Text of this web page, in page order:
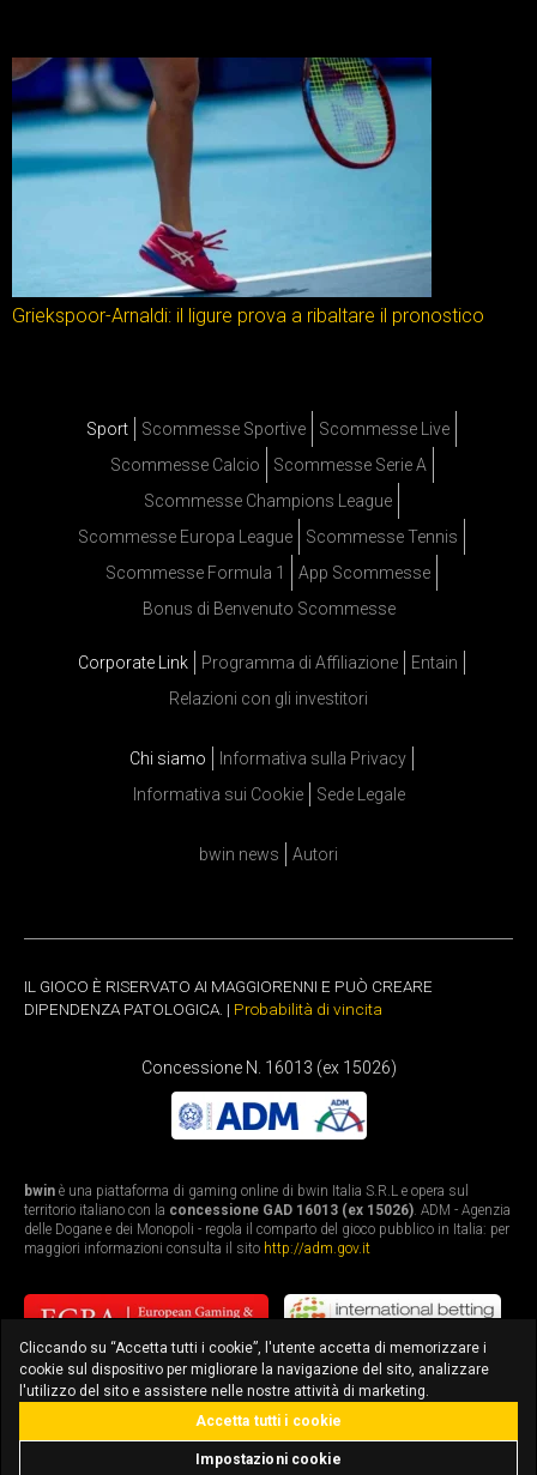
Griekspoor-Arnaldi: il ligure prova a ribaltare il pronostico
Sport Scommesse Sportive
Scommesse Live
Scommesse Calcio
Scommesse Serie A
Scommesse Champions League
Scommesse Europa League
Scommesse Tennis
Scommesse Formula 1
App Scommesse
Bonus di Benvenuto Scommesse
Corporate Link Programma di Affiliazione
Entain
Relazioni con gli investitori
Chi siamo
Informativa sulla Privacy
Informativa sui Cookie
Sede Legale
bwin news Autori
IL GIOCO È RISERVATO AI MAGGIORENNI E PUÒ CREARE
DIPENDENZA PATOLOGICA. | Probabilità di vincita
Concessione N. 16013 (ex 15026)
bwin è una piattaforma di gaming online di bwin Italia S.R.L e opera sul
territorio italiano con la concessione GAD 16013 (ex 15026). ADM - Agenzia
delle Dogane e dei Monopoli - regola il comparto del gioco pubblico in Italia: per
maggiori informazioni consulta il sito http://adm.gov.it
bonus fino a 3.010€ scarica l'app
Cliccando su “Accetta tutti i cookie”, l'utente accetta di memorizzare i
cookie sul dispositivo per migliorare la navigazione del sito, analizzare
l'utilizzo del sito e assistere nelle nostre attività di marketing.
Impostazioni cookie
Accetta tutti i cookie